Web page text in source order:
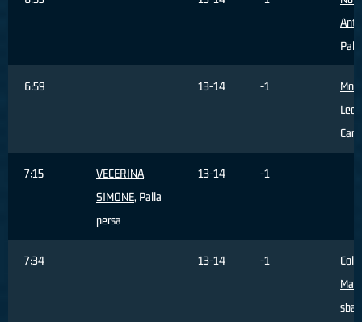
6:59 13-14 -1
7:15
VECERINA
SIMONE, Palla
persa
13-14 -1
7:34 13-14 -1